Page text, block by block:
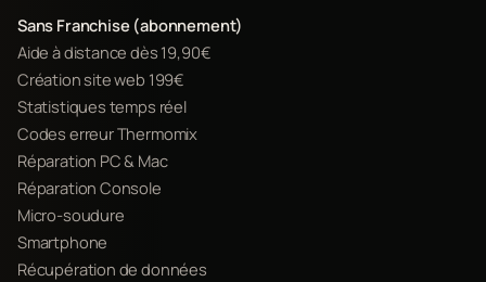
Sans Franchise (abonnement)
Aide à distance dès 19,90€
Création site web 199€
Statistiques temps réel
Codes erreur Thermomix
Réparation PC & Mac
Réparation Console
Micro-soudure
Smartphone
Récupération de données